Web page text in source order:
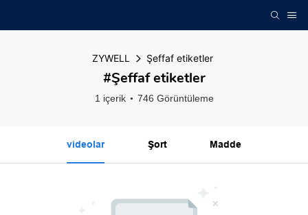
ZYWELL Şeffaf etiketler
#Şeffaf etiketler
1 içerik 746 Görüntüleme
videolar Şort Madde